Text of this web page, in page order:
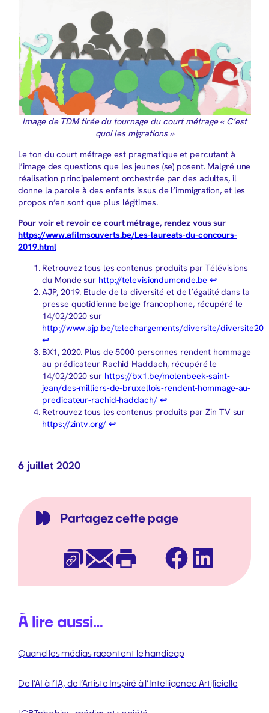
Image de TDM tirée du tournage du court métrage « C’est
quoi les migrations »
Le ton du court métrage est pragmatique et percutant à
l’image des questions que les jeunes (se) posent. Malgré une
réalisation principalement orchestrée par des adultes, il
donne la parole à des enfants issus de l’immigration, et les
propos n’en sont que plus légitimes.
Pour voir et revoir ce court métrage, rendez vous sur
https://www.afilmsouverts.be/Les-laureats-du-concours-
2019.html
Retrouvez tous les contenus produits par Télévisions
du Monde sur http://televisiondumonde.be ↩︎
AJP, 2019. Etude de la diversité et de l’égalité dans la
presse quotidienne belge francophone, récupéré le
14/02/2020 sur
http://www.ajp.be/telechargements/diversite/
↩︎
BX1, 2020. Plus de 5000 personnes rendent hommage
au prédicateur Rachid Haddach, récupéré le
14/02/2020 sur https://bx1.be/molenbeek-saint-
jean/des-milliers-de-bruxellois-rendent-hommage-au-
predicateur-rachid-haddach/ ↩︎
Retrouvez tous les contenus produits par Zin TV sur
https://zintv.org/ ↩︎
6 juillet 2020
Partagez cette page
Copier l’URL
E-mail Imprimer FacebookLinkedIn
À lire aussi…
Quand les médias racontent le handicap
De l’AI à l’IA, de l’Artiste Inspiré à l’Intelligence Artificielle